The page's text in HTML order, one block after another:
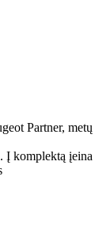
Partner, metų
Į komplektą įeina